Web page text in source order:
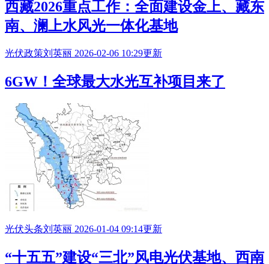
西藏2026重点工作：全面建设金上、藏东
南、澜上水风光一体化基地
光伏政策刘英丽 2026-02-06 10:29更新
6GW！全球最大水光互补项目来了
光伏头条刘英丽 2026-01-04 09:14更新
“十五五”建设“三北”风电光伏基地、西南